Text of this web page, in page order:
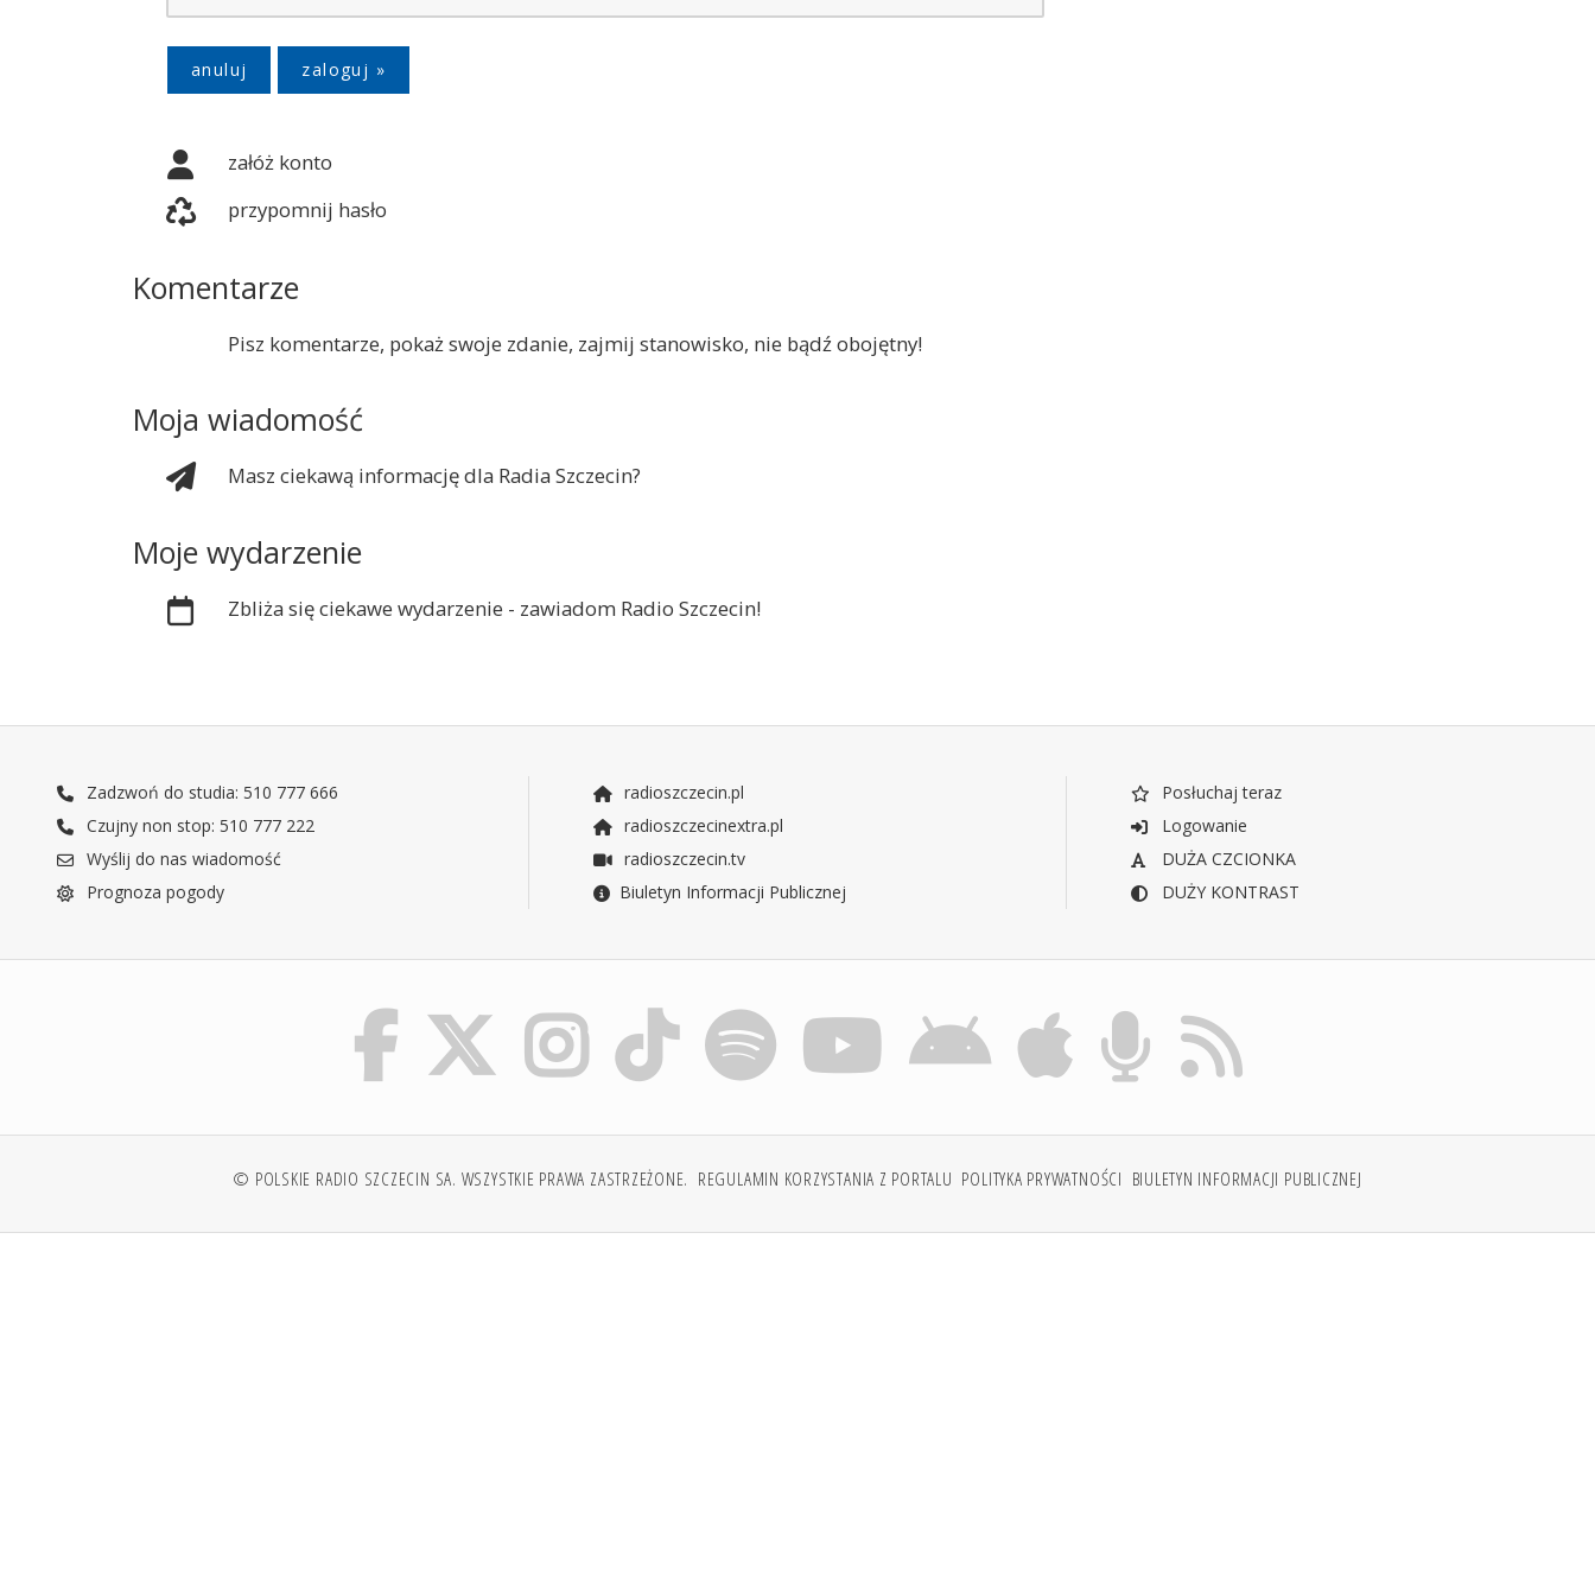
anuluj
załóż konto
przypomnij hasło
Komentarze
Pisz komentarze, pokaż swoje zdanie, zajmij stanowisko, nie bądź obojętny!
Moja wiadomość
Masz ciekawą informację dla Radia Szczecin?
Moje wydarzenie
Zbliża się ciekawe wydarzenie - zawiadom Radio Szczecin!
Zadzwoń do studia: 510 777 666
Czujny non stop: 510 777 222
Wyślij do nas wiadomość
Prognoza pogody
radioszczecin.pl
radioszczecinextra.pl
radioszczecin.tv
Biuletyn Informacji Publicznej
Posłuchaj teraz
Logowanie
DUŻA CZCIONKA
DUŻY KONTRAST
© POLSKIE RADIO SZCZECIN SA. WSZYSTKIE PRAWA ZASTRZEŻONE. REGULAMIN KORZYSTANIA Z PORTALU POLITYKA PRYWATNOŚCI BIULETYN INFORMACJI PUBLICZNEJ